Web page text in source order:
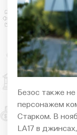
Безос также
персонажем
Старком. В
LA17 в